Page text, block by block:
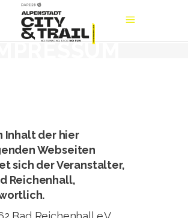
Inhalt der hier
Webseiten
sich der Veranstalter,
Reichenhall,